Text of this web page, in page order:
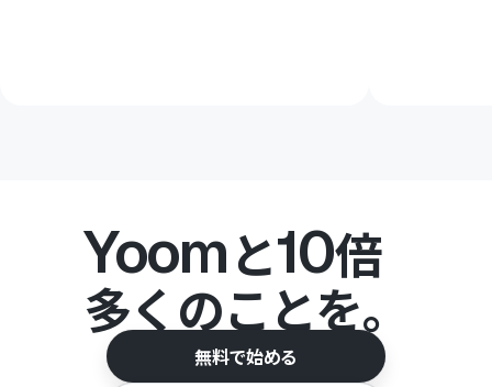
Yoomと10倍
多くのことを。
無料で始める